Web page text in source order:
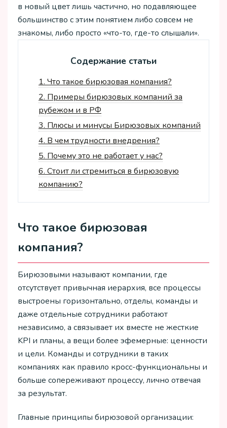
в новый цвет лишь частично, но подавляющее
большинство с этим понятием либо совсем не
знакомы, либо просто «что-то, где-то слышали».
Содержание статьи
1. Что такое бирюзовая компания?
2. Примеры бирюзовых компаний за
рубежом и в РФ
3. Плюсы и минусы Бирюзовых компаний
4. В чем трудности внедрения?
5. Почему это не работает у нас?
6. Стоит ли стремиться в бирюзовую
компанию?
Что такое бирюзовая
компания?
Бирюзовыми называют компании, где
отсутствует привычная иерархия, все процессы
выстроены горизонтально, отделы, команды и
даже отдельные сотрудники работают
независимо, а связывает их вместе не жесткие
KPI и планы, а вещи более эфемерные: ценности
и цели. Команды и сотрудники в таких
компаниях как правило кросс-функциональны и
больше сопереживают процессу, лично отвечая
за результат.
Главные принципы бирюзовой организации: